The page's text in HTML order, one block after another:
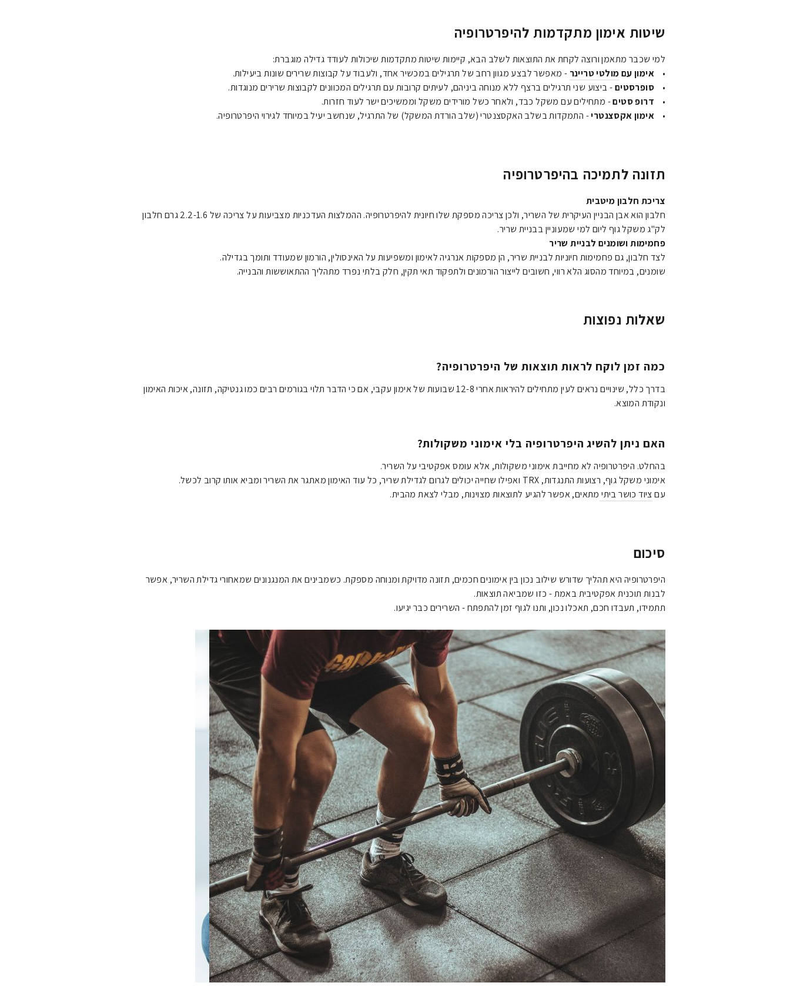
שיטות אימון מתקדמות להיפרטרופיה
למי שכבר מתאמן ורוצה לקחת את התוצאות לשלב הבא, קיימות שיטות מתקדמות שיכולות לעודד גדילה מוגברת:
• אימון עםמולטי טריינר - מאפשר לבצע מגוון רחב של תרגילים במכשיר אחד, ולעבוד על קבוצות שרירים שונות ביעילות.
• סופרסטים- ביצוע שני תרגילים ברצף ללא מנוחה ביניהם, לעיתים קרובות עם תרגילים המכוונים לקבוצות שרירים מנוגדות.
• דרופ סטים- מתחילים עם משקל כבד, ולאחר כשל מורידים משקל וממשיכים ישר לעוד חזרות.
• אימון אקסצנטרי- התמקדות בשלב האקסצנטרי (שלב הורדת המשקל) של התרגיל, שנחשב יעיל במיוחד לגירוי היפרטרופיה.
תזונה לתמיכה בהיפרטרופיה
צריכת חלבון מיטבית
חלבון הוא אבן הבניין העיקרית של השריר, ולכן צריכה מספקת שלו חיונית להיפרטרופיה. ההמלצות העדכניות מצביעות על צריכה של 2.2-1.6 גרם חלבון
לק"ג משקל גוף ליום למי שמעוניין בבניית שריר.
פחמימות ושומנים לבניית שריר
לצד חלבון, גם פחמימות חיוניות לבניית שריר, הן מספקות אנרגיה לאימון ומשפיעות על האינסולין, הורמון שמעודד ותומך בגדילה.
שומנים, במיוחד מהסוג הלא רווי, חשובים לייצור הורמונים ולתפקוד תאי תקין, חלק בלתי נפרד מתהליך ההתאוששות והבנייה.
שאלות נפוצות
כמה זמן לוקח לראות תוצאות של היפרטרופיה?
בדרך כלל, שינויים נראים לעין מתחילים להיראות אחרי 12-8 שבועות של אימון עקבי, אם כי הדבר תלוי בגורמים רבים כמו גנטיקה, תזונה, איכות האימון
ונקודת המוצא.
האם ניתן להשיג היפרטרופיה בלי אימוני משקולות?
בהחלט. היפרטרופיה לא מחייבת אימוני משקולות, אלא עומס אפקטיבי על השריר.
אימוני משקל גוף, רצועות התנגדות, TRX ואפילו שחייה יכולים לגרום לגדילת שריר, כל עוד האימון מאתגר את השריר ומביא אותו קרוב לכשל.
עםציוד כושר ביתי מתאים, אפשר להגיע לתוצאות מצוינות, מבלי לצאת מהבית.
סיכום
היפרטרופיה היא תהליך שדורש שילוב נכון בין אימונים חכמים, תזונה מדויקת ומנוחה מספקת. כשמבינים את המנגנונים שמאחורי גדילת השריר, אפשר
לבנות תוכנית אפקטיבית באמת - כזו שמביאה תוצאות.
תתמידו, תעבדו חכם, תאכלו נכון, ותנו לגוף זמן להתפתח - השרירים כבר יגיעו.